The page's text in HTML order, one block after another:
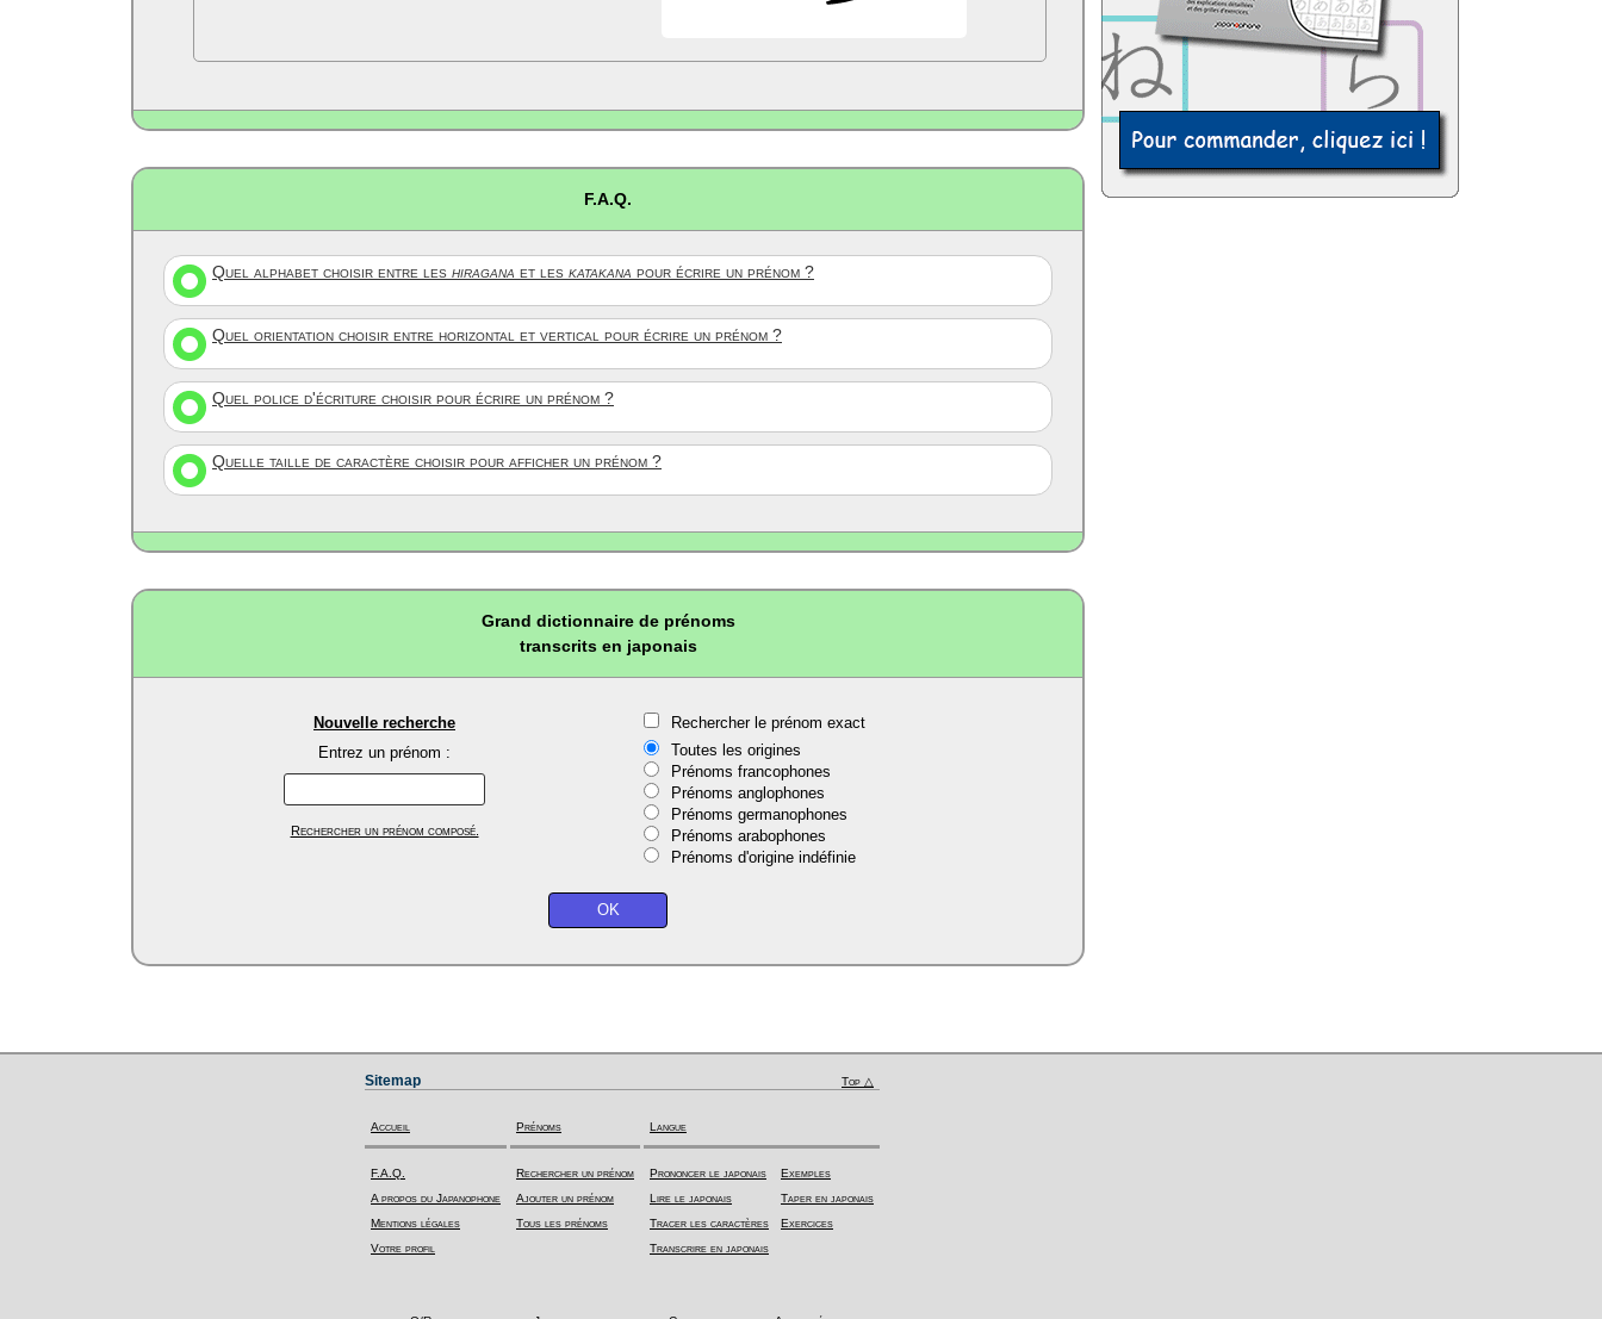
F.A.Q.
Quel alphabet choisir entre les hiragana et les katakana pour écrire un prénom ?
Quel orientation choisir entre horizontal et vertical pour écrire un prénom ?
Quel police d'écriture choisir pour écrire un prénom ?
Quelle taille de caractère choisir pour afficher un prénom ?
Grand dictionnaire de prénoms
transcrits en japonais
Nouvelle recherche
Entrez un prénom :
Rechercher un prénom composé.
Rechercher le prénom exact
Toutes les origines
Prénoms francophones
Prénoms anglophones
Prénoms germanophones
Prénoms arabophones
Prénoms d'origine indéfinie
Sitemap Top △
Accueil
F.A.Q.
A propos du Japanophone
Mentions légales
Votre profil
Prénoms
Rechercher un prénom
Ajouter un prénom
Tous les prénoms
Langue
Prononcer le japonais
Lire le japonais
Tracer les caractères
Transcrire en japonais
Exemples
Taper en japonais
Exercices